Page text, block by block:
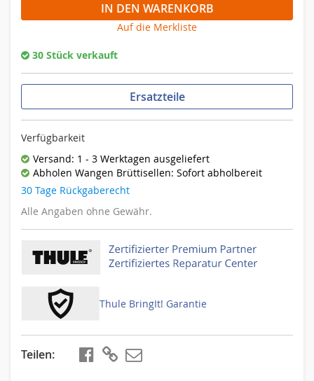
IN DEN WARENKORB
Auf die Merkliste
30 Stück verkauft
Ersatzteile
Verfügbarkeit
Versand: 1 - 3 Werktagen ausgeliefert
Abholen Wangen Brüttisellen: Sofort abholbereit
30 Tage Rückgaberecht
Alle Angaben ohne Gewähr.
Thule BringIt! Garantie
Teilen